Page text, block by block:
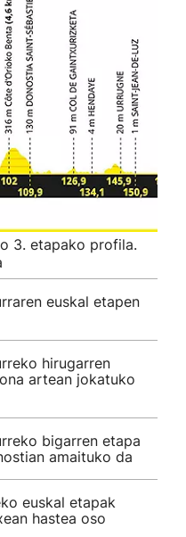
3. etapako profila.
euskal etapen
hirugarren
artean jokatuko
bigarren etapa
amaituko da
euskal etapak
hastea oso